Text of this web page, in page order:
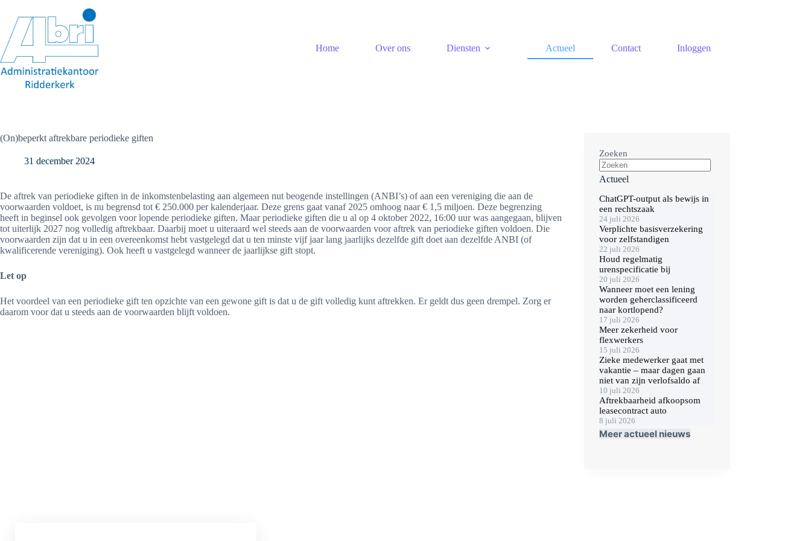
inhoud
Home
Over ons Diensten Actueel Contact Inloggen
(On)beperkt aftrekbare periodieke giften
31 december 2024
De aftrek van periodieke giften in de inkomstenbelasting aan algemeen nut beogende instellingen (ANBI’s) of aan een vereniging die aan de
voorwaarden voldoet, is nu begrensd tot € 250.000 per kalenderjaar. Deze grens gaat vanaf 2025 omhoog naar € 1,5 miljoen. Deze begrenzing
heeft in beginsel ook gevolgen voor lopende periodieke giften. Maar periodieke giften die u al op 4 oktober 2022, 16:00 uur was aangegaan, blijven
tot uiterlijk 2027 nog volledig aftrekbaar. Daarbij moet u uiteraard wel steeds aan de voorwaarden voor aftrek van periodieke giften voldoen. Die
voorwaarden zijn dat u in een overeenkomst hebt vastgelegd dat u ten minste vijf jaar lang jaarlijks dezelfde gift doet aan dezelfde ANBI (of
kwalificerende vereniging). Ook heeft u vastgelegd wanneer de jaarlijkse gift stopt.
Let op
Het voordeel van een periodieke gift ten opzichte van een gewone gift is dat u de gift volledig kunt aftrekken. Er geldt dus geen drempel. Zorg er
daarom voor dat u steeds aan de voorwaarden blijft voldoen.
Zoeken
Actueel
ChatGPT-output als bewijs in
een rechtszaak
24 juli 2026
Verplichte basisverzekering
voor zelfstandigen
22 juli 2026
Houd regelmatig
urenspecificatie bij
20 juli 2026
Wanneer moet een lening
worden geherclassificeerd
naar kortlopend?
17 juli 2026
Meer zekerheid voor
flexwerkers
15 juli 2026
Zieke medewerker gaat met
vakantie – maar dagen gaan
niet van zijn verlofsaldo af
10 juli 2026
Aftrekbaarheid afkoopsom
leasecontract auto
8 juli 2026
Meer actueel nieuws